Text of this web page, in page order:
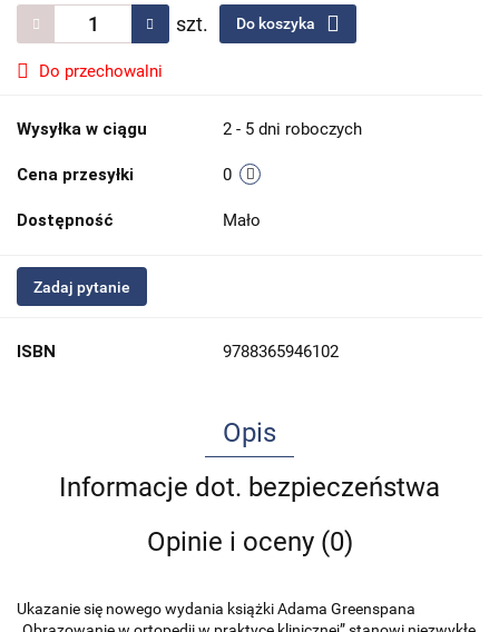
szt. Do koszyka
Do przechowalni
Wysyłka w ciągu 2 - 5 dni roboczych
Cena przesyłki 0
Dostępność Mało
Zadaj pytanie
ISBN 9788365946102
Opis
Informacje dot. bezpieczeństwa
Opinie i oceny (0)
Ukazanie się nowego wydania książki Adama Greenspana